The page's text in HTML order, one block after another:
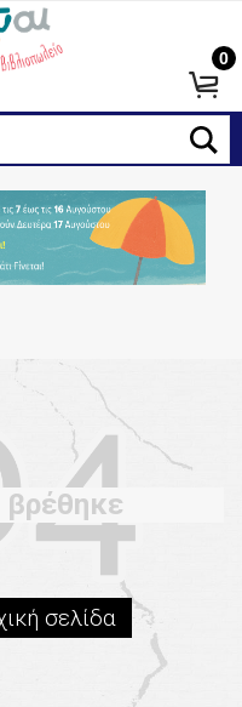
0
σελίδα